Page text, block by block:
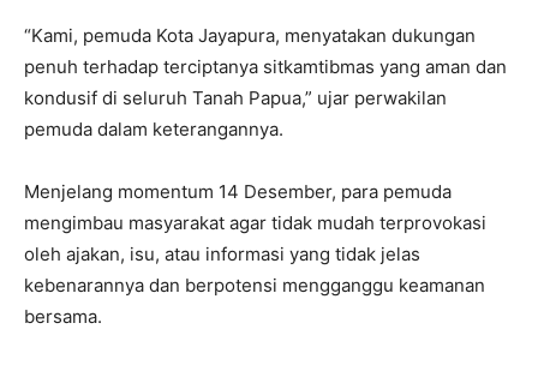
‎“Kami, pemuda Kota Jayapura, menyatakan dukungan
penuh terhadap terciptanya sitkamtibmas yang aman dan
kondusif di seluruh Tanah Papua,” ujar perwakilan
pemuda dalam keterangannya.
‎Menjelang momentum 14 Desember, para pemuda
mengimbau masyarakat agar tidak mudah terprovokasi
oleh ajakan, isu, atau informasi yang tidak jelas
kebenarannya dan berpotensi mengganggu keamanan
bersama.